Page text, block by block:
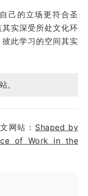
己的立场更符合圣
实深受所处文化环
此学习的空间其实
。
网站： Shaped by
of Work in the